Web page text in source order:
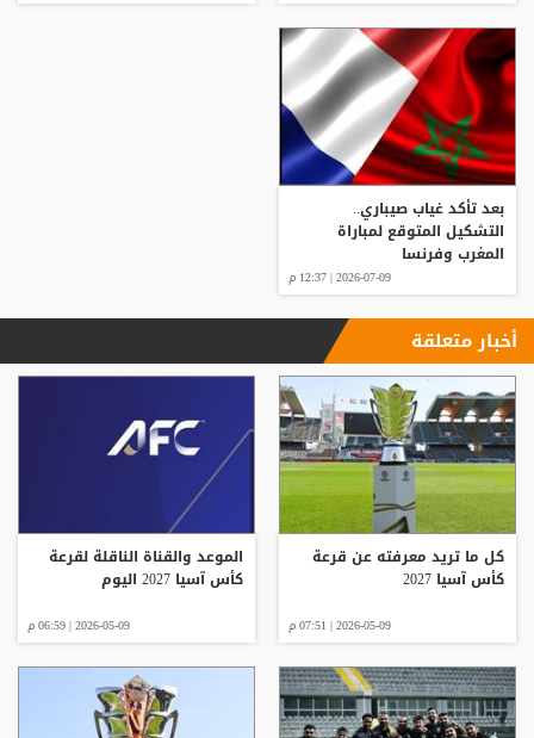
بعد تأكد غياب صيباري..
التشكيل المتوقع لمباراة
المغرب وفرنسا
2026-07-09 | 12:37 م
أخبار متعلقة
كل ما تريد معرفته عن قرعة
كأس آسيا 2027
2026-05-09 | 07:51 م
الموعد والقناة الناقلة لقرعة
كأس آسيا 2027 اليوم
2026-05-09 | 06:59 م